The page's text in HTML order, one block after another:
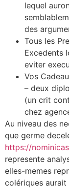
lequel
des
Tous les
Excedents
eviter
Vos
– deux
(un crit
chez
Au niveau des
que germe
https://
represente
elles-memes
colériques